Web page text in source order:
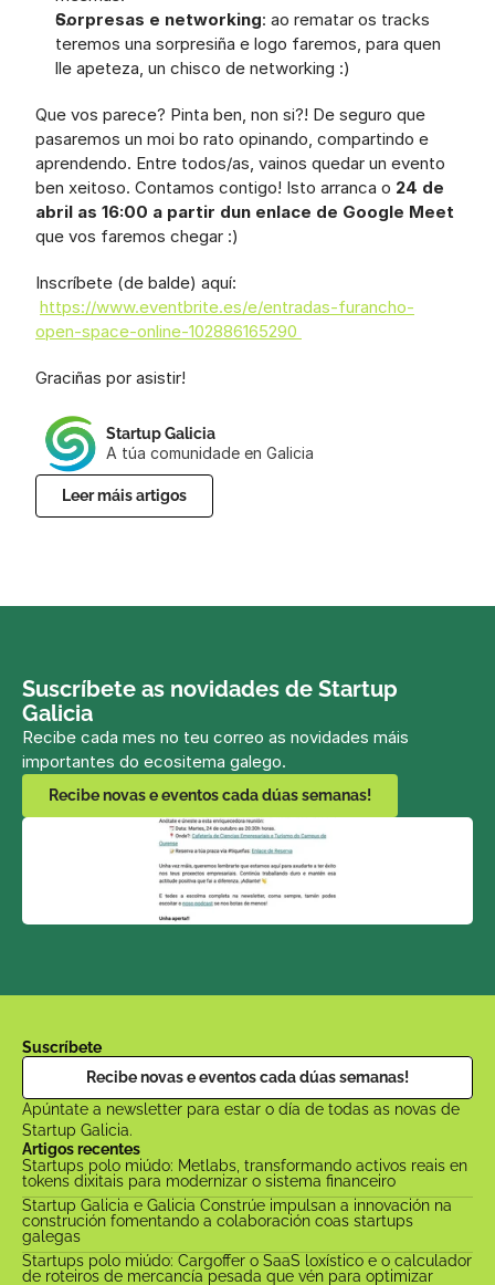
Sorpresas e networking: ao rematar os tracks
teremos una sorpresiña e logo faremos, para quen
lle apeteza, un chisco de networking :)
Que vos parece? Pinta ben, non si?! De seguro que
pasaremos un moi bo rato opinando, compartindo e
aprendendo. Entre todos/as, vainos quedar un evento
ben xeitoso. Contamos contigo! Isto arranca o 24 de
abril as 16:00 a partir dun enlace de Google Meet
que vos faremos chegar :)
Inscríbete (de balde) aquí:
https://www.eventbrite.es/e/entradas-furancho-
open-space-online-102886165290
Graciñas por asistir!
Startup Galicia
A túa comunidade en Galicia
Leer máis artigos
Suscríbete as novidades de Startup
Galicia
Recibe cada mes no teu correo as novidades máis
importantes do ecositema galego.
Recibe novas e eventos cada dúas semanas!
Artigos recentes
Startups polo miúdo: Metlabs, transformando activos reais en
tokens dixitais para modernizar o sistema financeiro
Startup Galicia e Galicia Constrúe impulsan a innovación na
construción fomentando a colaboración coas startups
galegas
Startups polo miúdo: Cargoffer o SaaS loxístico e o calculador
de roteiros de mercancía pesada que vén para optimizar
Suscríbete
Recibe novas e eventos cada dúas semanas!
Apúntate a newsletter para estar o día de todas as novas de
Startup Galicia.